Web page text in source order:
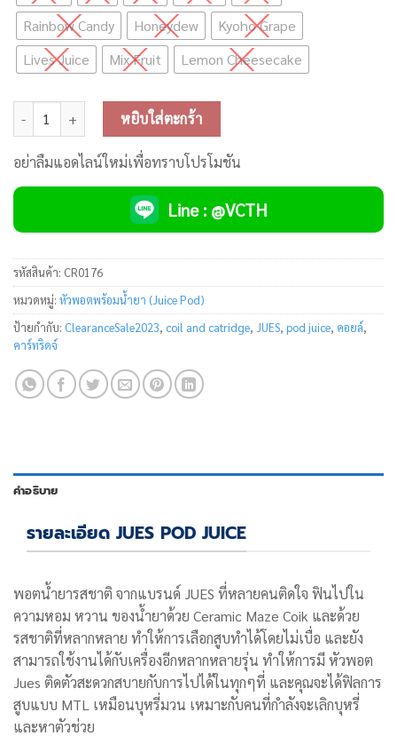
Rainbow Candy
Honeydew
Kyoho Grape
Lives Juice
Mix Fruit Lemon Cheesecake
จำนวน JUES Pod Juice (หัวน้ำยาสามารถใช้ร่วมกับเครื่อง Relx
หยิบใส่ตะกร้า
อย่าลืมแอดไลน์ใหม่เพื่อทราบโปรโมชัน
Line : @VCTH
รหัสสินค้า: CR0176
หมวดหมู่: หัวพอตพร้อมน้ำยา (Juice Pod)
ป้ายกำกับ: ClearanceSale2023, coil and catridge, JUES, pod juice, คอยล์,
คาร์ทริดจ์
คำอธิบาย
รายละเอียด JUES POD JUICE
พอตน้ำยารสชาติ จากแบรนด์ JUES ที่หลายคนติดใจ ฟินไปใน
ความหอม หวาน ของน้ำยาด้วย Ceramic Maze Coik และด้วย
รสชาติที่หลากหลาย ทำให้การเลือกสูบทำได้โดยไม่เบื่อ และยัง
สามารถใช้งานได้กับเครื่องอีกหลากหลายรุ่น ทำให้การมี หัวพอต
Jues ติดตัวสะดวกสบายกับการไปได้ในทุกๆที่ และคุณจะได้ฟิลการ
สูบแบบ MTL เหมือนบุหรี่มวน เหมาะกับคนที่กำลังจะเลิกบุหรี่
และหาตัวช่วย